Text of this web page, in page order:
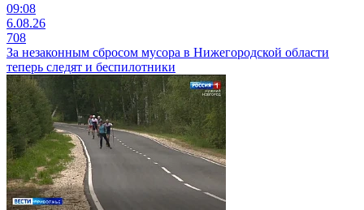
09:08
6.08.26
708
За незаконным сбросом мусора в Нижегородской области
теперь следят и беспилотники